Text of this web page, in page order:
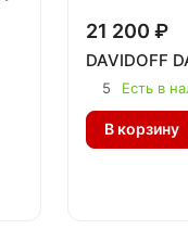
21 200 ₽
DAVIDOFF
5 Есть в
В корзину